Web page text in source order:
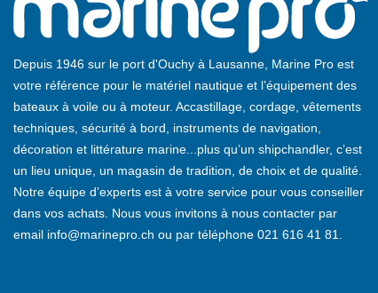
Depuis 1946 sur le port d'Ouchy à Lausanne, Marine Pro est
votre référence pour le matériel nautique et l’équipement des
bateaux à voile ou à moteur. Accastillage, cordage, vêtements
techniques, sécurité à bord, instruments de navigation,
décoration et littérature marine...plus qu’un shipchandler, c’est
un lieu unique, un magasin de tradition, de choix et de qualité.
Notre équipe d’experts est à votre service pour vous conseiller
dans vos achats. Nous vous invitons à nous contacter par
email info@marinepro.ch ou par téléphone 021 616 41 81.